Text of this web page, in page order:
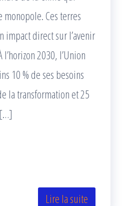
monopole. Ces terres
impact direct sur l’avenir
2030, l’Union
10 % de ses besoins
la transformation et 25
Lire la suite